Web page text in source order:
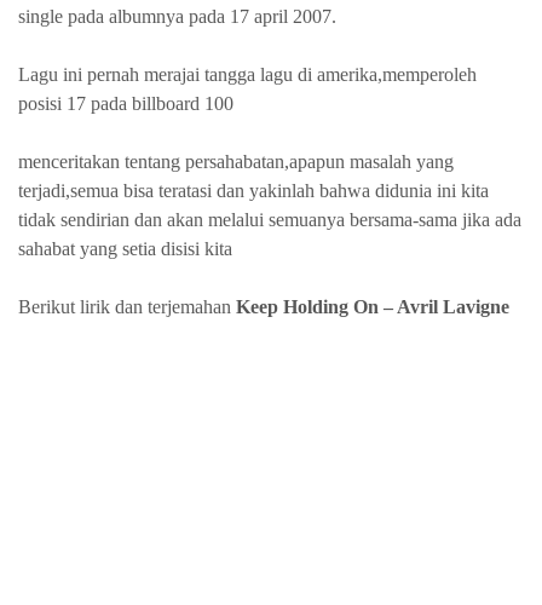
single pada albumnya pada 17 april 2007.
Lagu ini pernah merajai tangga lagu di amerika,memperoleh
posisi 17 pada billboard 100
menceritakan tentang persahabatan,apapun masalah yang
terjadi,semua bisa teratasi dan yakinlah bahwa didunia ini kita
tidak sendirian dan akan melalui semuanya bersama-sama jika ada
sahabat yang setia disisi kita
Berikut lirik dan terjemahan Keep Holding On – Avril Lavigne